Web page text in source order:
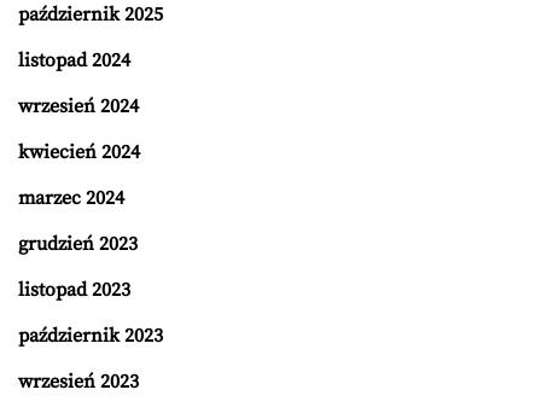
październik 2025
listopad 2024
wrzesień 2024
kwiecień 2024
marzec 2024
grudzień 2023
listopad 2023
październik 2023
wrzesień 2023